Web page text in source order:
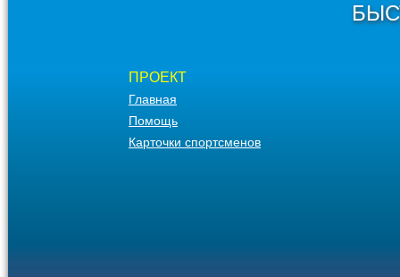
ПРОЕКТ
Главная
Помощь
Карточки спортсменов